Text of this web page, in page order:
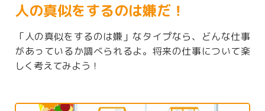
人の真似をするのは嫌だ！
「人の真似をするのは嫌」なタイプなら、どんな仕事
があっているか調べられるよ。将来の仕事について楽
しく考えてみよう！